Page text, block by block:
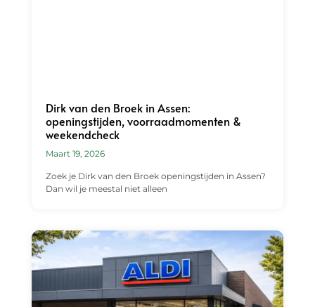
Dirk van den Broek in Assen:
openingstijden, voorraadmomenten &
weekendcheck
Maart 19, 2026
Zoek je Dirk van den Broek openingstijden in Assen?
Dan wil je meestal niet alleen